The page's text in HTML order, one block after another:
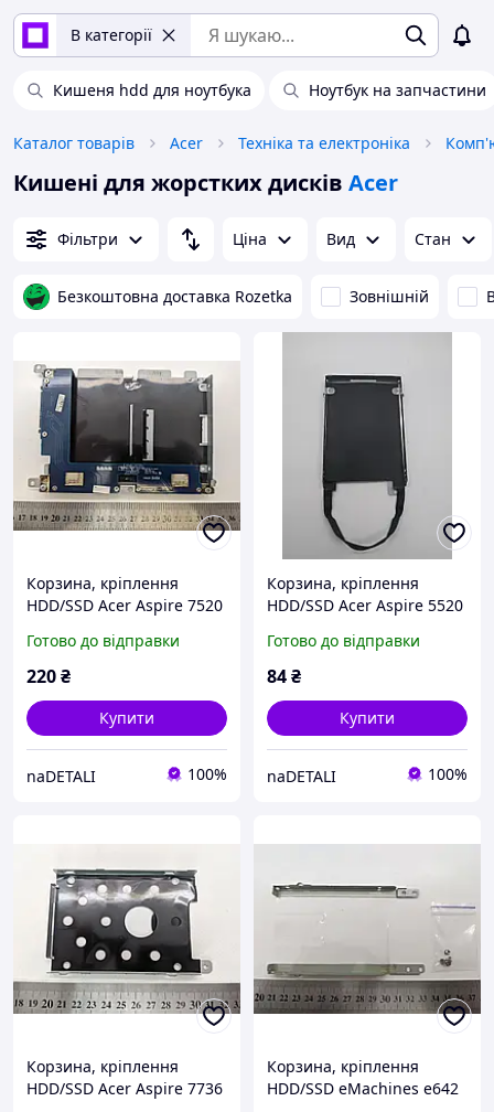
В категорії
Кишеня hdd для ноутбука Ноутбук на запчастини
Каталог товарів Acer Техніка та електроніка
Кишені для жорстких дисків Acer
Фільтри Ціна Вид Стан
Безкоштовна доставка Rozetka Зовнішній
Корзина, кріплення
HDD/SSD Acer Aspire 7520
Готово до відправки
220₴
Купити
naDETALI 100%
Корзина, кріплення
HDD/SSD Acer Aspire 5520
Готово до відправки
84₴
Купити
naDETALI 100%
Корзина, кріплення
HDD/SSD Acer Aspire 7736
Корзина, кріплення
HDD/SSD eMachines e642